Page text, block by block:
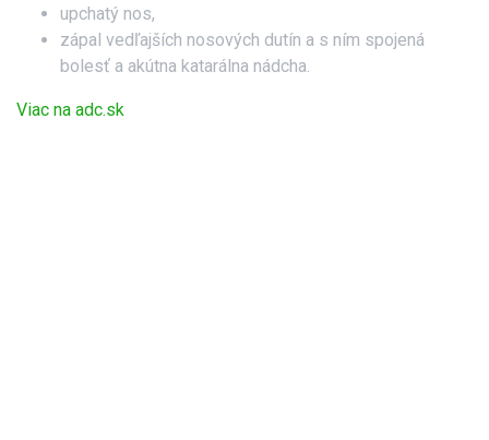
upchatý nos,
zápal vedľajších nosových dutín a s ním spojená
bolesť a akútna katarálna nádcha.
Viac na adc.sk